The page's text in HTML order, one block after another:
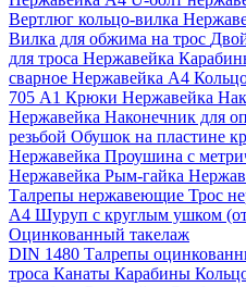
Вертлюг кольцо-вилка
Вилка для обжима на трос
для троса Нержавейка
сварное Нержавейка A4
705 А1 Крюки Нержавейка
Нержавейка Наконечник для
резьбой Обушок на пластине
Нержавейка Проушина с
Нержавейка Рым-гайка
Талрепы нержавеющие Трос
А4 Шуруп с круглым ушком
Оцинкованный такелаж
DIN 1480 Талрепы
троса Канаты Карабины